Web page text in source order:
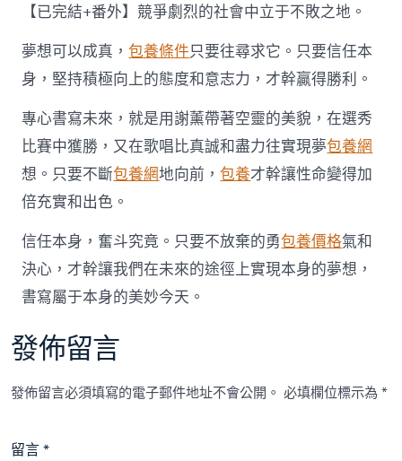
【已完結+番外】競爭劇烈的社會中立于不敗之地。
夢想可以成真，包養條件只要往尋求它。只要信任本
身，堅持積極向上的態度和意志力，才幹贏得勝利。
專心書寫未來，就是用謝薰帶著空靈的美貌，在選秀
比賽中獲勝，又在歌唱比真誠和盡力往實現夢包養網
想。只要不斷包養網地向前，包養才幹讓性命變得加
倍充實和出色。
信任本身，奮斗究竟。只要不放棄的勇包養價格氣和
決心，才幹讓我們在未來的途徑上實現本身的夢想，
書寫屬于本身的美妙今天。
發佈留言
發佈留言必須填寫的電子郵件地址不會公開。 必填欄位標示為*
留言*